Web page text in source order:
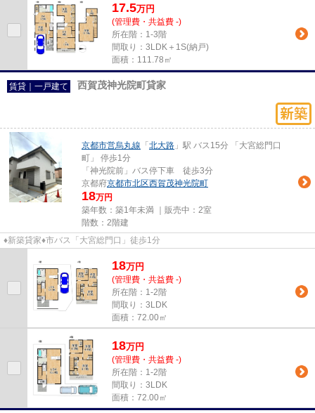
17.5万円
(管理費・共益費 -)
所在階：1-3階
間取り：3LDK＋1S(納戸)
面積：111.78㎡
賃貸｜一戸建て 西賀茂神光院町貸家
京都市営烏丸線 「 北大路 」駅 バス15分 「大宮総門口
町」 停歩1分
「神光院前」バス停下車 徒歩3分
京都府京都市北区西賀茂神光院町
18万円
築年数：築1年未満 ｜販売中： 2室
階数：2階建
♦新築貸家♦市バス「大宮総門口」徒歩1分
18万円
(管理費・共益費 -)
所在階：1-2階
間取り：3LDK
面積：72.00㎡
18万円
(管理費・共益費 -)
所在階：1-2階
間取り：3LDK
面積：72.00㎡